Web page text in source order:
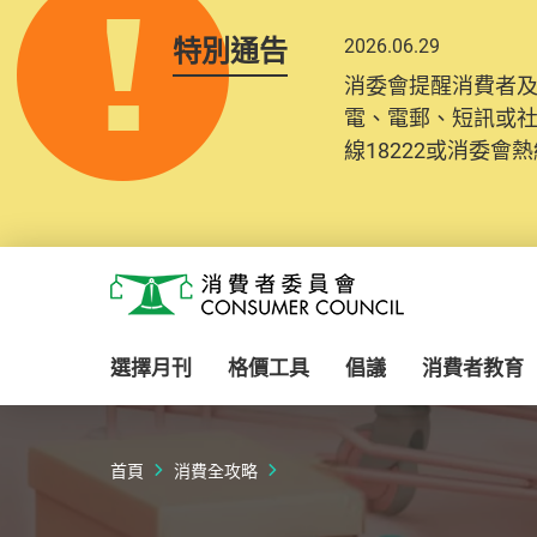
特別通告 2026.06.29
消委會提醒消費者
電、電郵、短訊或
線18222或消委會
消費者委員會
選擇月刊 格價工具 倡議 消費者教育
首頁 消費全攻略